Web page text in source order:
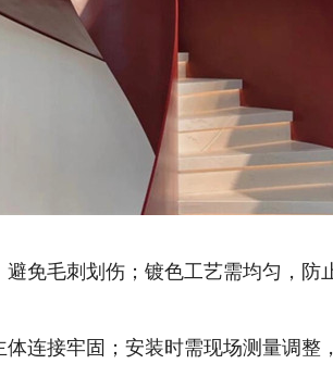
免毛刺划伤；镀色工艺需均匀，防
连接牢固；安装时需现场测量调整